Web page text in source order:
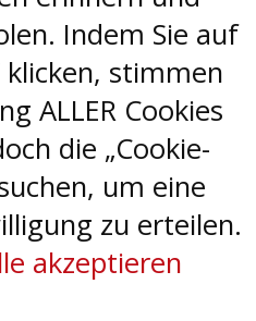
Indem Sie auf
klicken, stimmen
ALLER Cookies
die „Cookie-
um eine
zu erteilen.
akzeptieren